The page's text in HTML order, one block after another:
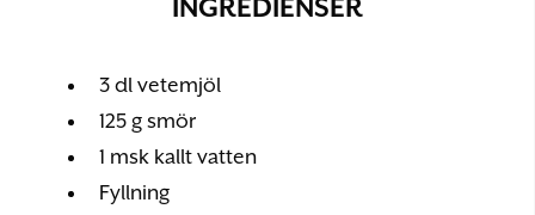
INGREDIENSER
3 dl vetemjöl
125 g smör
1 msk kallt vatten
Fyllning